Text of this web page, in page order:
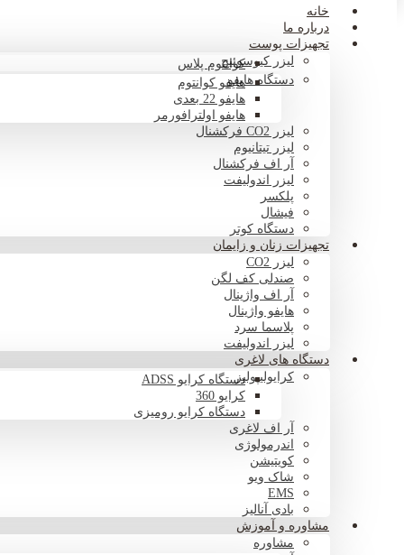
خانه
درباره ما
تجهیزات پوست
لیزر کیوسوئیچکوانتوم پلاس
دستگاه هایفوهایفو کوانتوم
هایفو 22 بعدی
هایفو اولترافورمر
لیزر CO2 فرکشنال
لیزر تیتانیوم
آر اف فرکشنال
لیزر اندولیفت
پلکسر
فیشال
دستگاه کوتر
تجهیزات زنان و زایمان
لیزر CO2
صندلی کف لگن
آر اف واژینال
هایفو واژینال
پلاسما سرد
لیزر اندولیفت
دستگاه های لاغری
کرایولیپولیزدستگاه کرایو ADSS
کرایو 360
دستگاه کرایو رومیزی
آر اف لاغری
اندرمولوژی
کویتیشن
شاک ویو
EMS
بادی آنالیز
مشاوره و آموزش
مشاوره